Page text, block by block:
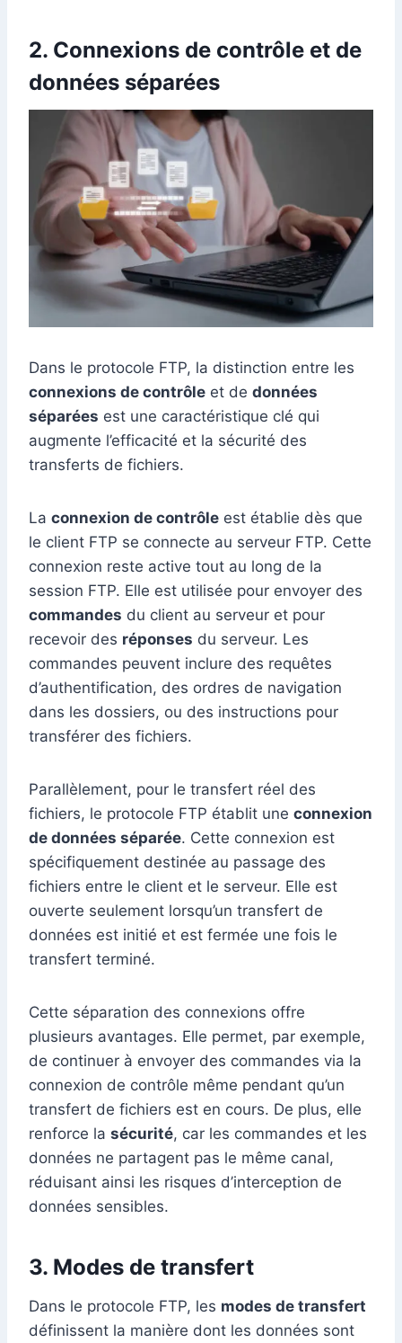
2. Connexions de contrôle et de
données séparées
Dans le protocole FTP, la distinction entre les
connexions de contrôle et de données
séparées est une caractéristique clé qui
augmente l’efficacité et la sécurité des
transferts de fichiers.
La connexion de contrôle est établie dès que
le client FTP se connecte au serveur FTP. Cette
connexion reste active tout au long de la
session FTP. Elle est utilisée pour envoyer des
commandes du client au serveur et pour
recevoir des réponses du serveur. Les
commandes peuvent inclure des requêtes
d’authentification, des ordres de navigation
dans les dossiers, ou des instructions pour
transférer des fichiers.
Parallèlement, pour le transfert réel des
fichiers, le protocole FTP établit une connexion
de données séparée. Cette connexion est
spécifiquement destinée au passage des
fichiers entre le client et le serveur. Elle est
ouverte seulement lorsqu’un transfert de
données est initié et est fermée une fois le
transfert terminé.
Cette séparation des connexions offre
plusieurs avantages. Elle permet, par exemple,
de continuer à envoyer des commandes via la
connexion de contrôle même pendant qu’un
transfert de fichiers est en cours. De plus, elle
renforce la sécurité, car les commandes et les
données ne partagent pas le même canal,
réduisant ainsi les risques d’interception de
données sensibles.
3. Modes de transfert
Dans le protocole FTP, les modes de transfert
définissent la manière dont les données sont